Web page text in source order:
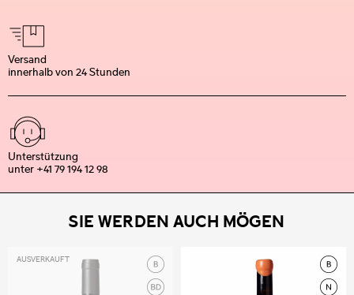
Versand
innerhalb von 24 Stunden
Unterstützung
unter +41 79 194 12 98
SIE WERDEN AUCH MÖGEN
AUSVERKAUFT